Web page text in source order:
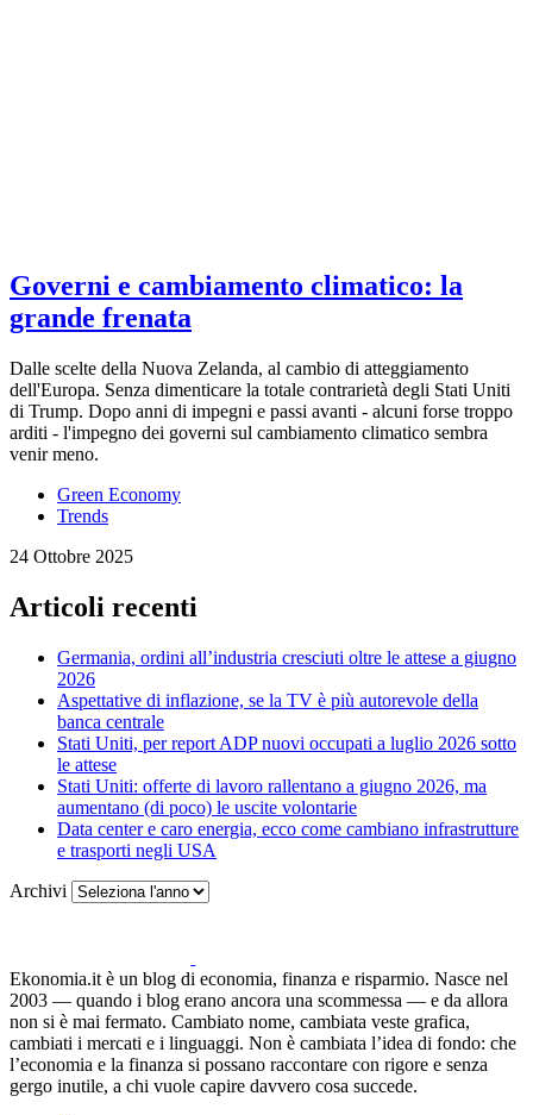
Governi e cambiamento climatico: la
grande frenata
Dalle scelte della Nuova Zelanda, al cambio di atteggiamento
dell'Europa. Senza dimenticare la totale contrarietà degli Stati Uniti
di Trump. Dopo anni di impegni e passi avanti - alcuni forse troppo
arditi - l'impegno dei governi sul cambiamento climatico sembra
venir meno.
Green Economy
Trends
24 Ottobre 2025
Articoli recenti
Germania, ordini all’industria cresciuti oltre le attese a giugno
2026
Aspettative di inflazione, se la TV è più autorevole della
banca centrale
Stati Uniti, per report ADP nuovi occupati a luglio 2026 sotto
le attese
Stati Uniti: offerte di lavoro rallentano a giugno 2026, ma
aumentano (di poco) le uscite volontarie
Data center e caro energia, ecco come cambiano infrastrutture
e trasporti negli USA
Archivi
Ekonomia.it è un blog di economia, finanza e risparmio. Nasce nel
2003 — quando i blog erano ancora una scommessa — e da allora
non si è mai fermato. Cambiato nome, cambiata veste grafica,
cambiati i mercati e i linguaggi. Non è cambiata l’idea di fondo: che
l’economia e la finanza si possano raccontare con rigore e senza
gergo inutile, a chi vuole capire davvero cosa succede.